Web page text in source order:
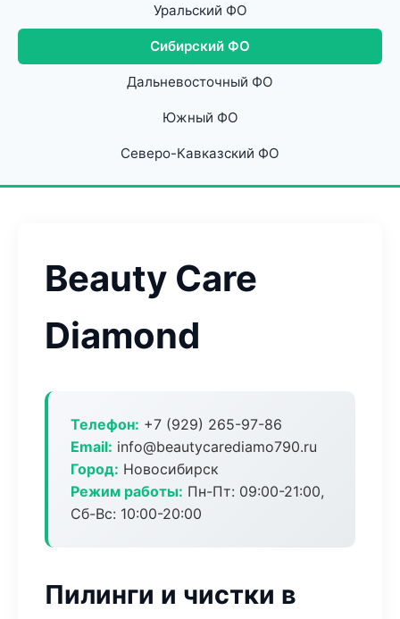
Уральский ФО
Сибирский ФО
Дальневосточный ФО
Южный ФО
Северо-Кавказский ФО
Beauty Care
Diamond
Телефон: +7 (929) 265-97-86
Email: info@beautycarediamo790.ru
Город: Новосибирск
Режим работы: Пн-Пт: 09:00-21:00,
Сб-Вс: 10:00-20:00
Пилинги и чистки в